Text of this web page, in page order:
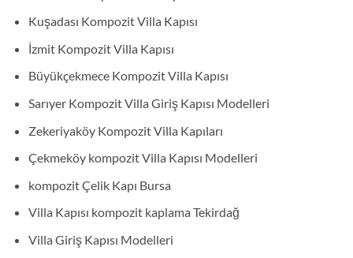
Kuşadası Kompozit Villa Kapısı
İzmit Kompozit Villa Kapısı
Büyükçekmece Kompozit Villa Kapısı
Sarıyer Kompozit Villa Giriş Kapısı Modelleri
Zekeriyaköy Kompozit Villa Kapıları
Çekmeköy kompozit Villa Kapısı Modelleri
kompozit Çelik Kapı Bursa
Villa Kapısı kompozit kaplama Tekirdağ
Villa Giriş Kapısı Modelleri